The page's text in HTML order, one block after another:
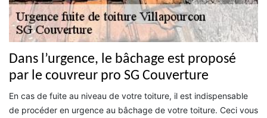
Dans l’urgence, le bâchage est proposé
par le couvreur pro SG Couverture
En cas de fuite au niveau de votre toiture, il est indispensable
de procéder en urgence au bâchage de votre toiture. Ceci vous